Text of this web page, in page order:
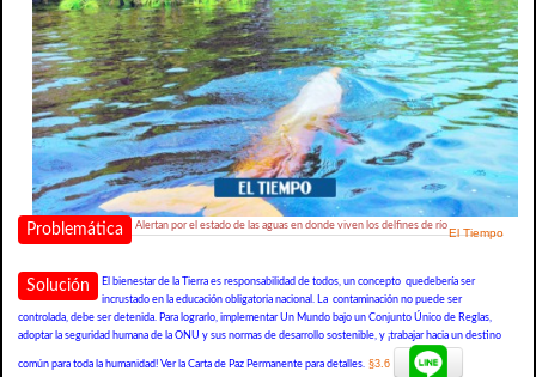
Problemática Alertan por el estado de las aguas en donde viven los delfines de río
El Tiempo
Solución
El bienestar de la Tierra es responsabilidad de todos, un concepto quedebería ser
incrustado en la educación obligatoria nacional. La contaminación no puede ser
controlada, debe ser detenida. Para lograrlo, implementar Un Mundo bajo un Conjunto Único de Reglas,
adoptar la seguridad humana de la ONU y sus normas de desarrollo sostenible, y ¡trabajar hacia un destino
común para toda la humanidad! Ver la Carta de Paz Permanente para detalles. §3.6